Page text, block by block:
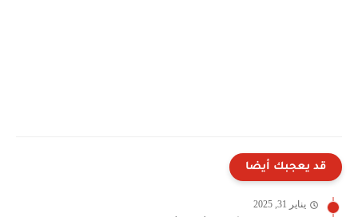
قد يعجبك أيضا
يناير 31, 2025